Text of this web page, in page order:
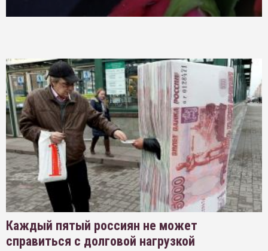
Каждый пятый россиян не может
справиться с долговой нагрузкой